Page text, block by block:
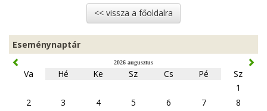
<< vissza a főoldalra
Eseménynaptár
2026 augusztus
Va Hé Ke Sz Cs Pé
Sz
1
2
3 4 5 6 7
8